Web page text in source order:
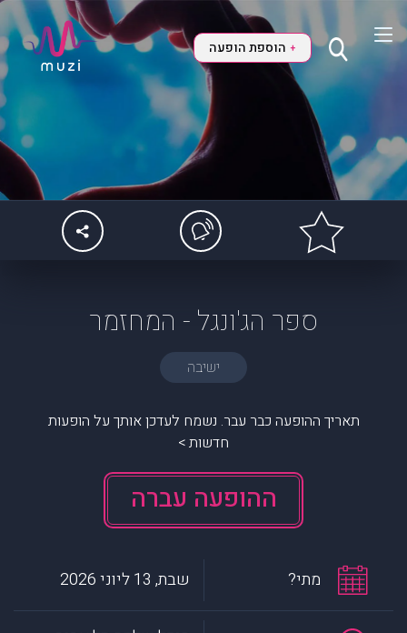
+ הוספת הופעה
ספר הג'ונגל - המחזמר
ישיבה
תאריך ההופעה כבר עבר. נשמח לעדכן אותך על הופעות
חדשות >
ההופעה עברה
מתי? שבת, 13 ליוני 2026